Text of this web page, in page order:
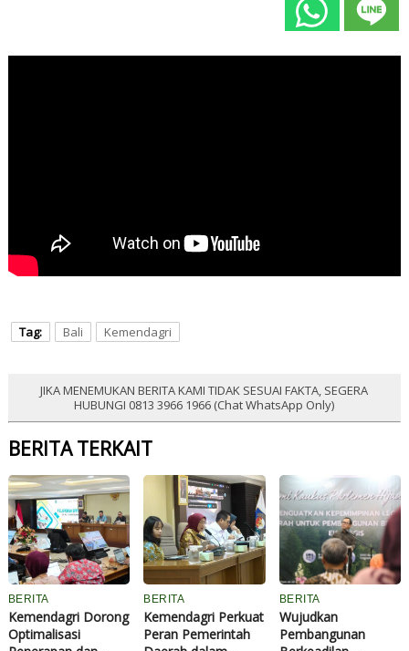
Tag: Bali Kemendagri
JIKA MENEMUKAN BERITA KAMI TIDAK SESUAI FAKTA, SEGERA
HUBUNGI 0813 3966 1966 (Chat WhatsApp Only)
BERITA TERKAIT
BERITA
Kemendagri Dorong
Optimalisasi
BERITA
Kemendagri Perkuat
Peran Pemerintah
BERITA
Wujudkan
Pembangunan